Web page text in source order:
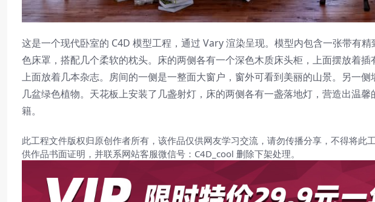
这是一个现代卧室的 C4D 模型工程，通过 Vary 渲染呈现。模型内包含一张带有
色床罩，搭配几个柔软的枕头。床的两侧各有一个深色木质床头柜，上面摆放着
上面放着几本杂志。房间的一侧是一整面大窗户，窗外可看到美丽的山景。另一
几盆绿色植物。天花板上安装了几盏射灯，床的两侧各有一盏落地灯，营造出温
籍。
此工程文件版权归原创作者所有，该作品仅供网友学习交流，请勿传播分享，不得将此
供作品书面证明，并联系网站客服微信号：C4D_cool 删除下架处理。